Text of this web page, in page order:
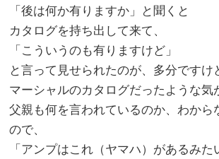
「後は何か有りますか」と聞くと
カタログを持ち出して来て、
「こういうのも有りますけど」
と言って見せられたのが、多分ですけ
マーシャルのカタログだったような気
父親も何を言われているのか、わから
ので、
「アンプはこれ（ヤマハ）があるみた